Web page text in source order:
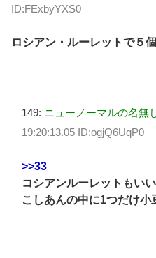
ID:FExbyYXS0
ロシアン・ルーレットで５
149: ニューノーマルの名無
19:20:13.05 ID:ogjQ6UqP0
>>33
コシアンルーレットもい
こしあんの中に1つだけ小